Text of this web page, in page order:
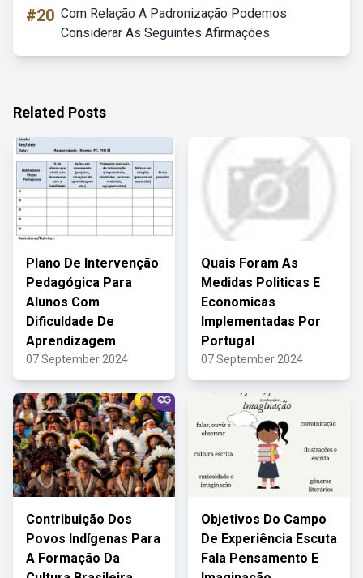
#20 Com Relação A Padronização Podemos
Considerar As Seguintes Afirmações
Related Posts
Plano De Intervenção
Pedagógica Para
Alunos Com
Dificuldade De
Aprendizagem
07 September 2024
Quais Foram As
Medidas Politicas E
Economicas
Implementadas Por
Portugal
07 September 2024
Contribuição Dos
Povos Indígenas Para
A Formação Da
Objetivos Do Campo
De Experiência Escuta
Fala Pensamento E